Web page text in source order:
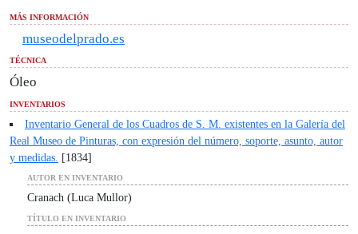
P002176
MÁS INFORMACIÓN
museodelprado.es
TÉCNICA
Óleo
INVENTARIOS
Inventario General de los Cuadros de S. M. existentes en la
Galería del Real Museo de Pinturas, con expresión del número,
soporte, asunto, autor y medidas.
AUTOR EN INVENTARIO
Cranach (Luca Mullor)